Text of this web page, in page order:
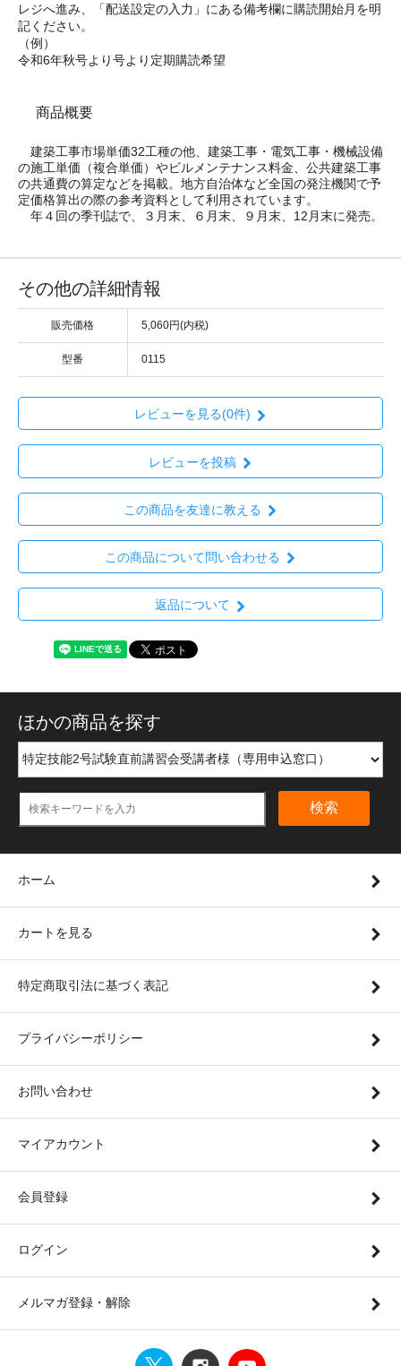
レジへ進み、「配送設定の入力」にある備考欄に購読開始月を明
記ください。
（例）
令和6年秋号より号より定期購読希望
商品概要
建築工事市場単価32工種の他、建築工事・電気工事・機械設備
の施工単価（複合単価）やビルメンテナンス料金、公共建築工事
の共通費の算定などを掲載。地方自治体など全国の発注機関で予
定価格算出の際の参考資料として利用されています。
年４回の季刊誌で、３月末、６月末、９月末、12月末に発売。
その他の詳細情報
販売価格 5,060円(内税)
型番 0115
レビューを見る(0件)
レビューを投稿
この商品を友達に教える
この商品について問い合わせる
返品について
ほかの商品を探す
検索
ホーム
カートを見る
特定商取引法に基づく表記
プライバシーポリシー
お問い合わせ
マイアカウント
会員登録
ログイン
メルマガ登録・解除